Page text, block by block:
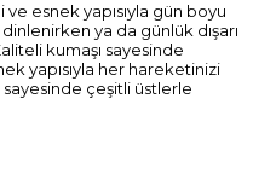
esnek yapısıyla gün boyu
ya da günlük dışarı
kumaşı sayesinde
yapısıyla her hareketinizi
çeşitli üstlerle